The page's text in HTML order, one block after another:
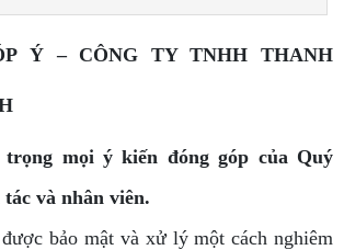
Ý – CÔNG TY TNHH THANH
mọi ý kiến đóng góp của Quý
và nhân viên.
bảo mật và xử lý một cách nghiêm